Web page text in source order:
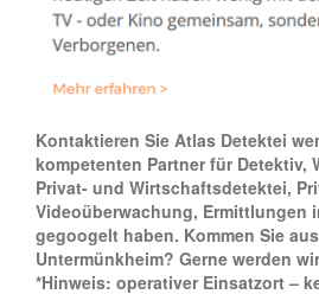
Kontaktieren Sie Atlas Detektei
kompetenten Partner für Detektiv,
Privat- und Wirtschaftsdetektei,
Videoüberwachung, Ermittlungen
gegoogelt haben. Kommen Sie
Untermünkheim? Gerne werden
*Hinweis: operativer Einsatzort –